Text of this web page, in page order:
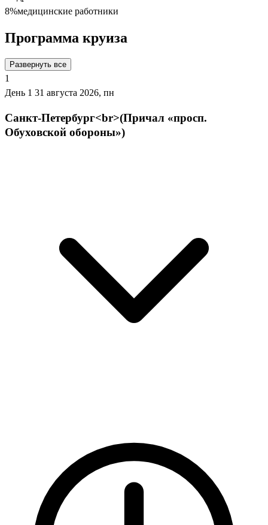
8%медицинские работники
Программа круиза
Развернуть все
1
День 1 31 августа 2026, пн
Санкт-Петербург<br>(Причал «просп.
Обуховской обороны»)